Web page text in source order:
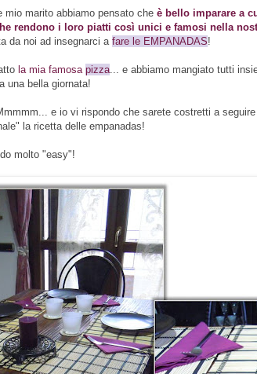
mio marito abbiamo pensato che è bello imparare a
rendono i loro piatti così unici e famosi nella
da noi ad insegnarci a fare le EMPANADAS!
la mia famosa pizza ... e abbiamo mangiato tutti
una bella giornata!
e io vi rispondo che sarete costretti a seguire
la ricetta delle empanadas!
molto "easy"!